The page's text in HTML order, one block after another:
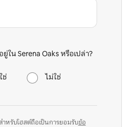
น Serena Oaks หรือเปล่า?
ใช่ ไม่ใช่
ำหรับโฮสต์ถือเป็นการยอมรับข้อ